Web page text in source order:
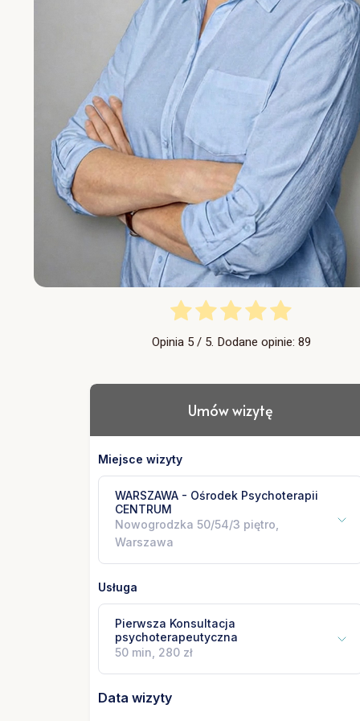
Opinia 5/ 5. Dodane opinie: 89
Umów wizytę
Miejsce wizyty
WARSZAWA - Ośrodek Psychoterapii
CENTRUM
Nowogrodzka 50/54/3 piętro,
Warszawa
Usługa
Pierwsza Konsultacja
psychoterapeutyczna
50 min, 280 zł
Data wizyty